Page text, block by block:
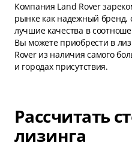
Компания Land Rover
рынке как надежный бренд,
лучшие качества в
Вы можете приобрести в
Rover из наличия самого
и городах присутствия.
Рассчитать
лизинга